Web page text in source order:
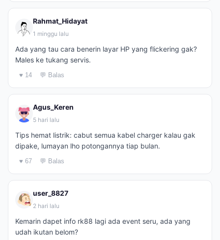
Rahmat_Hidayat
1 minggu lalu
Ada yang tau cara benerin layar HP yang flickering gak?
Males ke tukang servis.
♥ 14 💬 Balas
Agus_Keren
5 hari lalu
Tips hemat listrik: cabut semua kabel charger kalau gak
dipake, lumayan lho potongannya tiap bulan.
♥ 67 💬 Balas
user_8827
2 hari lalu
Kemarin dapet info rk88 lagi ada event seru, ada yang
udah ikutan belom?